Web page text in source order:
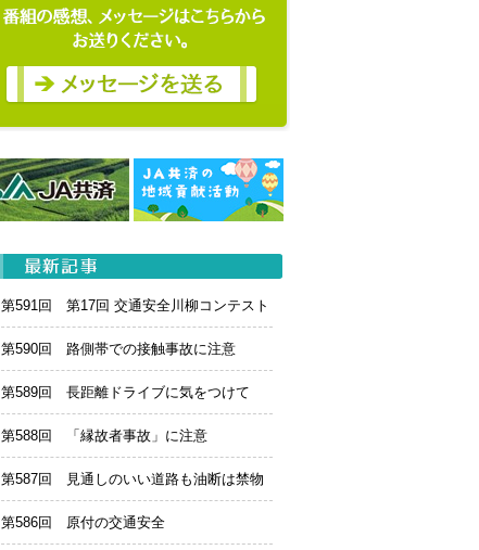
第591回 第17回 交通安全川柳コンテスト
第590回 路側帯での接触事故に注意
第589回 長距離ドライブに気をつけて
第588回 「縁故者事故」に注意
第587回 見通しのいい道路も油断は禁物
第586回 原付の交通安全